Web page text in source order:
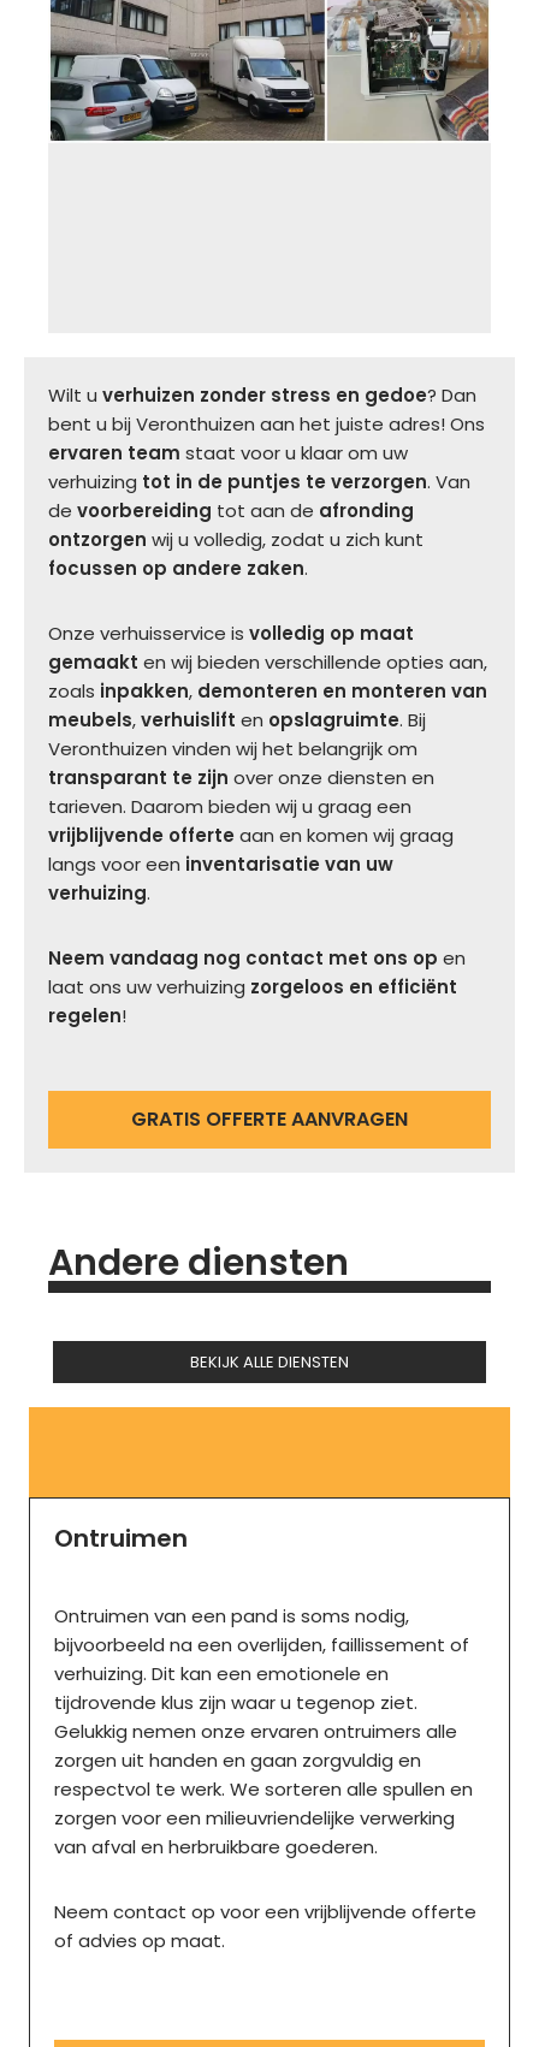
Wilt u verhuizen zonder stress en gedoe? Dan
bent u bij Veronthuizen aan het juiste adres! Ons
ervaren team staat voor u klaar om uw
verhuizing tot in de puntjes te verzorgen. Van
de voorbereiding tot aan de afronding
ontzorgen wij u volledig, zodat u zich kunt
focussen op andere zaken.
Onze verhuisservice is volledig op maat
gemaakt en wij bieden verschillende opties aan,
zoals inpakken, demonteren en monteren van
meubels,verhuislift en opslagruimte. Bij
Veronthuizen vinden wij het belangrijk om
transparant te zijn over onze diensten en
tarieven. Daarom bieden wij u graag een
vrijblijvende offerte aan en komen wij graag
langs voor een inventarisatie van uw
verhuizing.
Neem vandaag nog contact met ons op en
laat ons uw verhuizing zorgeloos en efficiënt
regelen!
GRATIS OFFERTE AANVRAGEN
Andere diensten
BEKIJK ALLE DIENSTEN
Ontruimen
Ontruimen van een pand is soms nodig,
bijvoorbeeld na een overlijden, faillissement of
verhuizing. Dit kan een emotionele en
tijdrovende klus zijn waar u tegenop ziet.
Gelukkig nemen onze ervaren ontruimers alle
zorgen uit handen en gaan zorgvuldig en
respectvol te werk. We sorteren alle spullen en
zorgen voor een milieuvriendelijke verwerking
van afval en herbruikbare goederen.
Neem contact op voor een vrijblijvende offerte
of advies op maat.